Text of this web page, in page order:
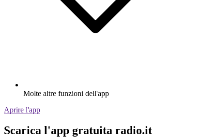
Molte altre funzioni dell'app
Aprire l'app
Scarica l'app gratuita radio.it